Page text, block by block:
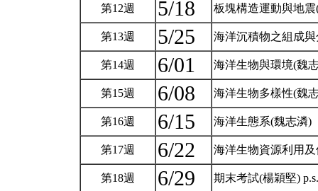
第12週 5/18 板塊構造運動與地
第13週 5/25 海洋沉積物之組成
第14週 6/01 海洋生物與環境(魏
第15週 6/08 海洋生物多樣性(魏
第16週 6/15 海洋生態系(魏志潾)
第17週 6/22 海洋生物資源利用
第18週 6/29 期末考試(楊穎堅)